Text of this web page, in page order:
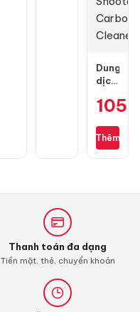
Dung
dịch
sinh
đốt
Liqui
Thêm
Thanh toán đa dạng
Tiền mặt, thẻ, chuyển khoản